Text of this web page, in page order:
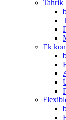
Tahrik
Ek